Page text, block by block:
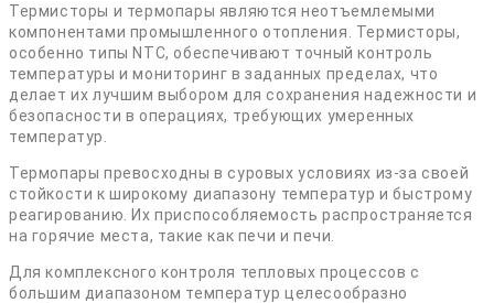
Термисторы и термопары являются неотъемлемыми
компонентами промышленного отопления. Термисторы,
особенно типы NTC, обеспечивают точный контроль
температуры и мониторинг в заданных пределах, что
делает их лучшим выбором для сохранения надежности и
безопасности в операциях, требующих умеренных
температур.
Термопары превосходны в суровых условиях из-за своей
стойкости к широкому диапазону температур и быстрому
реагированию. Их приспособляемость распространяется
на горячие места, такие как печи и печи.
Для комплексного контроля тепловых процессов с
большим диапазоном температур целесообразно